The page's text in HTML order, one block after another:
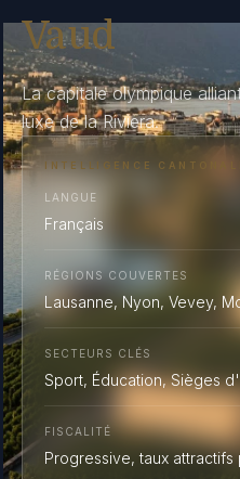
Vaud
La capitale olympique
luxe de la Riviera.
INTELLIGENCE
LANGUE
Français
RÉGIONS COUVERTES
Lausanne, Nyon, Vevey,
SECTEURS CLÉS
Sport, Éducation, Sièges
FISCALITÉ
Progressive, taux